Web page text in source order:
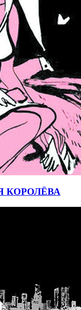
КОРОЛЁВА